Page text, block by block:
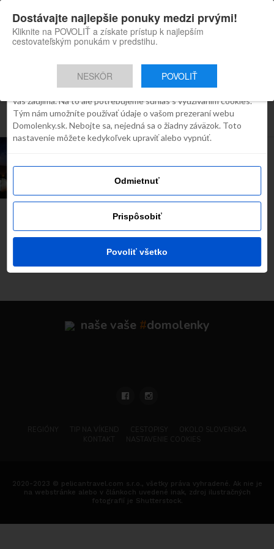
Domolenky appka
Skvelé tipy na cestovanie po
Slovensku
Inštaluj
Všetky príspevky týkajúce sa "atc
račková dolina"
Slovensku
Najčítanejšie dnes
naše vaše #domolenky
2020-2023 © pelicantravel.com s.r.o., všetky práva vyhradené. Ak nie je
na webstránke alebo v článkoch uvedené inak, zdroj ilustračných
fotografií je Shutterstock.
Súhlas Detaily O cookies
Robíme všetko preto, aby sme vám zobrazovali iba obsah, ktorý
vás zaujíma. Na to ale potrebujeme súhlas s využívaním cookies.
Tým nám umožníte používať údaje o vašom prezeraní webu
Domolenky.sk. Nebojte sa, nejedná sa o žiadny záväzok. Toto
nastavenie môžete kedykoľvek upraviť alebo vypnúť.
Odmietnuť
Prispôsobiť
Povoliť všetko
Dostávajte najlepšie ponuky medzi prvými!
Kliknite na POVOLIŤ a získate prístup k najlepším
cestovateľským ponukám v predstihu.
NESKÔR POVOLIŤ